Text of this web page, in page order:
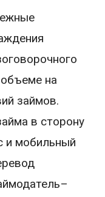
на
займов.
в сторону
и мобильный